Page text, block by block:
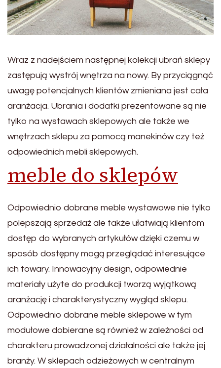
Wraz z nadejściem następnej kolekcji ubrań sklepy
zastępują wystrój wnętrza na nowy. By przyciągnąć
uwagę potencjalnych klientów zmieniana jest cała
aranżacja. Ubrania i dodatki prezentowane są nie
tylko na wystawach sklepowych ale także we
wnętrzach sklepu za pomocą manekinów czy też
odpowiednich mebli sklepowych.
meble do sklepów
Odpowiednio dobrane meble wystawowe nie tylko
polepszają sprzedaż ale także ułatwiają klientom
dostęp do wybranych artykułów dzięki czemu w
sposób dostępny mogą przeglądać interesujące
ich towary. Innowacyjny design, odpowiednie
materiały użyte do produkcji tworzą wyjątkową
aranżację i charakterystyczny wygląd sklepu.
Odpowiednio dobrane meble sklepowe w tym
modułowe dobierane są również w zależności od
charakteru prowadzonej działalności ale także jej
branży. W sklepach odzieżowych w centralnym